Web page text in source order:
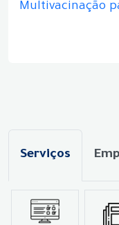
Multivacinação
Serviços